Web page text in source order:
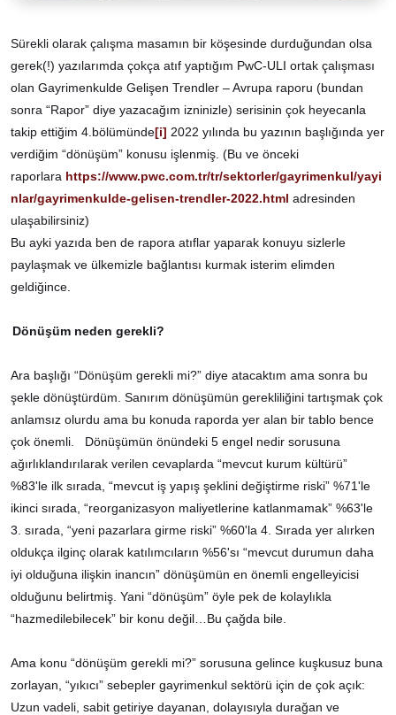
Sürekli olarak çalışma masamın bir köşesinde durduğundan olsa
gerek(!) yazılarımda çokça atıf yaptığım PwC-ULI ortak çalışması
olan Gayrimenkulde Gelişen Trendler – Avrupa raporu (bundan
sonra “Rapor” diye yazacağım izninizle) serisinin çok heyecanla
takip ettiğim 4.bölümünde[i] 2022 yılında bu yazının başlığında yer
verdiğim “dönüşüm” konusu işlenmiş. (Bu ve önceki
raporlara https://www.pwc.com.tr/tr/sektorler/gayrimenkul/yayi
nlar/gayrimenkulde-gelisen-trendler-2022.html adresinden
ulaşabilirsiniz)
Bu ayki yazıda ben de rapora atıflar yaparak konuyu sizlerle
paylaşmak ve ülkemizle bağlantısı kurmak isterim elimden
geldiğince.
Dönüşüm neden gerekli?
Ara başlığı “Dönüşüm gerekli mi?” diye atacaktım ama sonra bu
şekle dönüştürdüm. Sanırım dönüşümün gerekliliğini tartışmak çok
anlamsız olurdu ama bu konuda raporda yer alan bir tablo bence
çok önemli. Dönüşümün önündeki 5 engel nedir sorusuna
ağırlıklandırılarak verilen cevaplarda “mevcut kurum kültürü”
%83'le ilk sırada, “mevcut iş yapış şeklini değiştirme riski” %71'le
ikinci sırada, “reorganizasyon maliyetlerine katlanmamak” %63'le
3. sırada, “yeni pazarlara girme riski” %60'la 4. Sırada yer alırken
oldukça ilginç olarak katılımcıların %56'sı “mevcut durumun daha
iyi olduğuna ilişkin inancın” dönüşümün en önemli engelleyicisi
olduğunu belirtmiş. Yani “dönüşüm” öyle pek de kolaylıkla
“hazmedilebilecek” bir konu değil…Bu çağda bile.
Ama konu “dönüşüm gerekli mi?” sorusuna gelince kuşkusuz buna
zorlayan, “yıkıcı” sebepler gayrimenkul sektörü için de çok açık:
Uzun vadeli, sabit getiriye dayanan, dolayısıyla durağan ve